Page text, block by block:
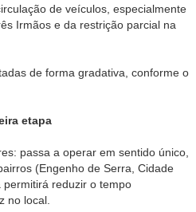
de veículos, especialmente
Irmãos e da restrição parcial na
de forma gradativa, conforme o
etapa
passa a operar em sentido único,
(Engenho de Serra, Cidade
permitirá reduzir o tempo
no local.